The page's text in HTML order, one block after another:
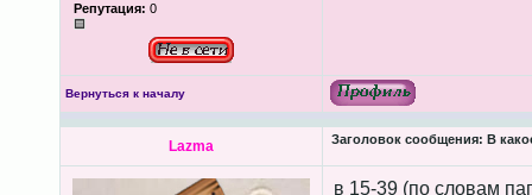
Репутация: 0
Вернуться к началу
Lazma Заголовок сообщения: В
в 15-39 (по словам